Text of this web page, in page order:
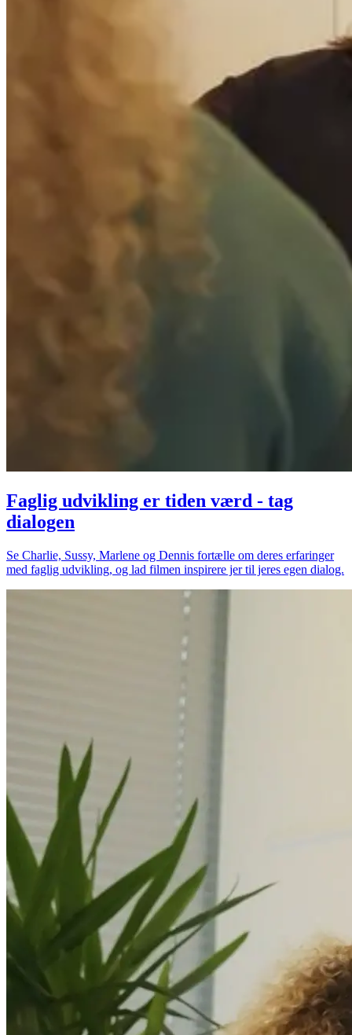
Faglig udvikling er tiden værd - tag
dialogen
Se Charlie, Sussy, Marlene og Dennis fortælle om deres erfaringer
med faglig udvikling, og lad filmen inspirere jer til jeres egen dialog.